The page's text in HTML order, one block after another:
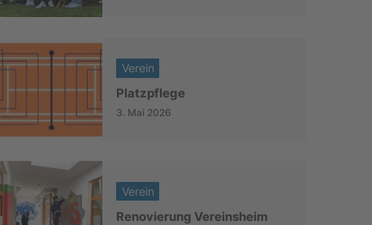
Verein
Platzpflege
3. Mai 2026
Verein
Renovierung Vereinsheim